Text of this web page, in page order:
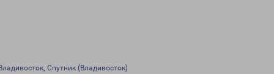
Спутник (Владивосток)